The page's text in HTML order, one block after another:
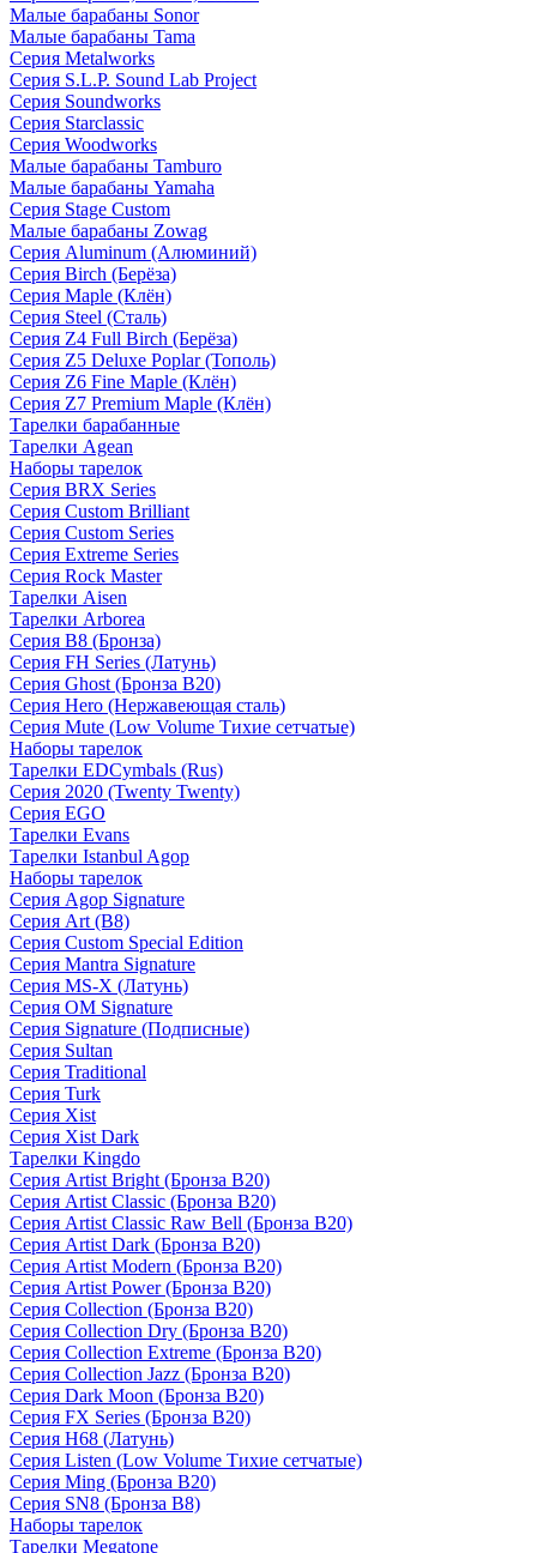
Малые барабаны Sonor
Малые барабаны Tama
Серия Metalworks
Серия S.L.P. Sound Lab Project
Серия Soundworks
Серия Starclassic
Серия Woodworks
Малые барабаны Tamburo
Малые барабаны Yamaha
Серия Stage Custom
Малые барабаны Zowag
Серия Aluminum (Алюминий)
Серия Birch (Берёза)
Серия Maple (Клён)
Серия Steel (Сталь)
Серия Z4 Full Birch (Берёза)
Серия Z5 Deluxe Poplar (Тополь)
Серия Z6 Fine Maple (Клён)
Серия Z7 Premium Maple (Клён)
Тарелки барабанные
Тарелки Agean
Наборы тарелок
Серия BRX Series
Серия Custom Brilliant
Серия Custom Series
Серия Extreme Series
Серия Rock Master
Тарелки Aisen
Тарелки Arborea
Серия B8 (Бронза)
Серия FH Series (Латунь)
Серия Ghost (Бронза B20)
Серия Hero (Нержавеющая сталь)
Серия Mute (Low Volume Тихие сетчатые)
Наборы тарелок
Тарелки EDCymbals (Rus)
Серия 2020 (Twenty Twenty)
Серия EGO
Тарелки Evans
Тарелки Istanbul Agop
Наборы тарелок
Серия Agop Signature
Серия Art (B8)
Серия Custom Special Edition
Серия Mantra Signature
Серия MS-X (Латунь)
Серия OM Signature
Серия Signature (Подписные)
Серия Sultan
Серия Traditional
Серия Turk
Серия Xist
Серия Xist Dark
Тарелки Kingdo
Серия Artist Bright (Бронза B20)
Серия Artist Classic (Бронза B20)
Серия Artist Classic Raw Bell (Бронза B20)
Серия Artist Dark (Бронза B20)
Серия Artist Modern (Бронза B20)
Серия Artist Power (Бронза B20)
Серия Collection (Бронза B20)
Серия Collection Dry (Бронза B20)
Серия Collection Extreme (Бронза B20)
Серия Collection Jazz (Бронза B20)
Серия Dark Moon (Бронза B20)
Серия FX Series (Бронза B20)
Серия H68 (Латунь)
Серия Listen (Low Volume Тихие сетчатые)
Серия Ming (Бронза B20)
Серия SN8 (Бронза B8)
Наборы тарелок
Тарелки Megatone